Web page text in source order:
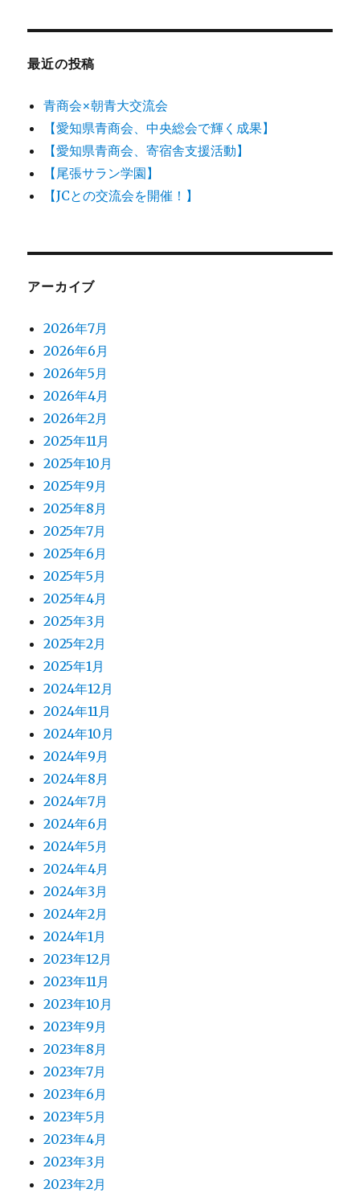
最近の投稿
青商会×朝青大交流会
【愛知県青商会、中央総会で輝く成果】
【愛知県青商会、寄宿舎支援活動】
【尾張サラン学園】
【JCとの交流会を開催！】
アーカイブ
2026年7月
2026年6月
2026年5月
2026年4月
2026年2月
2025年11月
2025年10月
2025年9月
2025年8月
2025年7月
2025年6月
2025年5月
2025年4月
2025年3月
2025年2月
2025年1月
2024年12月
2024年11月
2024年10月
2024年9月
2024年8月
2024年7月
2024年6月
2024年5月
2024年4月
2024年3月
2024年2月
2024年1月
2023年12月
2023年11月
2023年10月
2023年9月
2023年8月
2023年7月
2023年6月
2023年5月
2023年4月
2023年3月
2023年2月